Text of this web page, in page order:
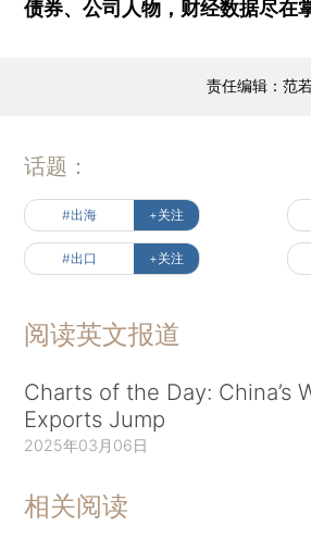
债券、公司人物，财经数据尽在
责任编辑：范
话题：
#出海 +关注
#出口 +关注
阅读英文报道
Charts of the Day: China’s
Exports Jump
2025年03月06日
相关阅读